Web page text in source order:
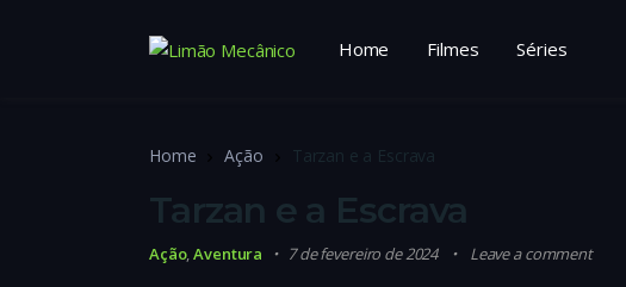
Home Filmes Séries
Home Ação Tarzan e a Escrava
Tarzan e a Escrava
Ação,Aventura 7 de fevereiro de 2024 Leave a comment